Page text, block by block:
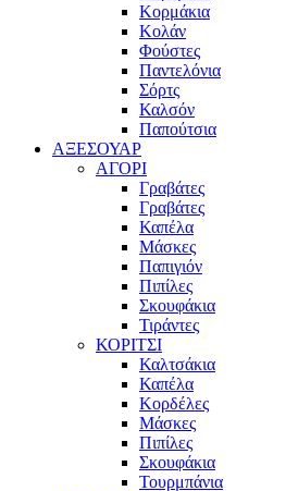
Κορμάκια
Κολάν
Φούστες
Παντελόνια
Σόρτς
Καλσόν
Παπούτσια
ΑΞΕΣΟΥΑΡ
ΑΓΟΡΙ
Γραβάτες
Γραβάτες
Καπέλα
Μάσκες
Παπιγιόν
Πιπίλες
Σκουφάκια
Τιράντες
ΚΟΡΙΤΣΙ
Καλτσάκια
Καπέλα
Κορδέλες
Μάσκες
Πιπίλες
Σκουφάκια
Τουρμπάνια